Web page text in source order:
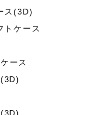
ス(3D)
ケース
ース